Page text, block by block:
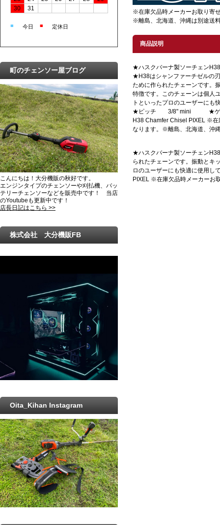
※在庫欠品時メーカーお取り寄
※離島、北海道、沖縄は別途送
商品説明
★ハスクバーナ製ソーチェン
★H38はシャンファーチゼルの
ために作られたチェーンです。
特徴です。このチェーンは個人
トといったプロのユーザーにも
★ピッチ 3/8" mini ★ゲー
H38 Chamfer Chisel PIXEL ※
なります。※離島、北海道、沖
★ハスクバーナ製ソーチェン
られたチェーンです。振動とキ
ロのユーザーにも快適に使
PIXEL ※在庫欠品時メーカーお
30
31
■ 今日 ■ 定休日
町のチェンソー屋ブログ
こんにちは！大分機販の秋好です。
エンジンタイプのチェンソーや刈払機、バッ
テリーチェンソーなどを販売中です！ 当店
のYoutubeも更新中です！
店長日記はこちら >>
株式会社 大分機販FB
Oita_Kihan Instagram